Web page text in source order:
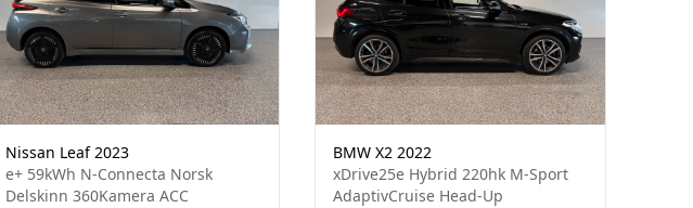
Nissan Leaf 2023
e+ 59kWh N-Connecta Norsk
Delskinn 360Kamera ACC
BMW X2 2022
xDrive25e Hybrid 220hk M-Sport
AdaptivCruise Head-Up